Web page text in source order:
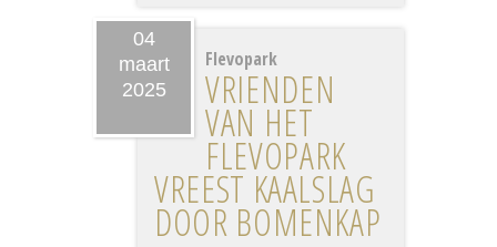
04
maart
2025
Flevopark
VRIENDEN
VAN HET
FLEVOPARK
VREEST KAALSLAG
DOOR BOMENKAP